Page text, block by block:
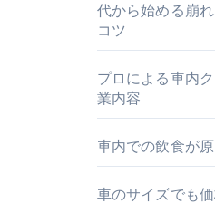
代から始める崩
コツ
プロによる車内
業内容
車内での飲食が
車のサイズでも